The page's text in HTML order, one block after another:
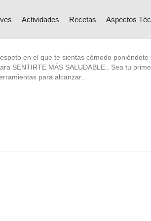
Actividades Recetas Aspectos
en el que te sientas cómodo
SENTIRTE MÁS SALUDABLE.. Sea tu
para alcanzar…